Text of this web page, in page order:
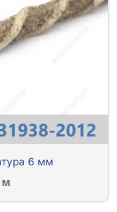
6 мм
м